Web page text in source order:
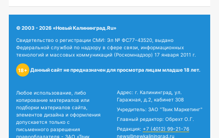
© 2003 - 2026 «Новый Калининград.Ru»
Свидетельство о регистрации СМИ: Эл № ФС77-43520, выдано
Федеральной службой по надзору в сфере связи, информационных
технологий и массовых коммуникаций (Роскомнадзор) 17 января 2011 г.
18+ Данный сайт не предназначен для просмотра лицам младше 18 лет.
Любое использование, либо
копирование материалов или
подборки материалов сайта,
элементов дизайна и оформления
допускается только с
письменного разрешения
правообладателя - ЗАО «Твик
Адрес: г. Калининград, ул.
Гаражная, д.2, кабинет 308
Учредитель: ЗАО "Твик Маркетинг"
Главный редактор: Обрехт О.Г.
Редакция: +7 (4012) 99-21-76
news@newkaliningrad.ru